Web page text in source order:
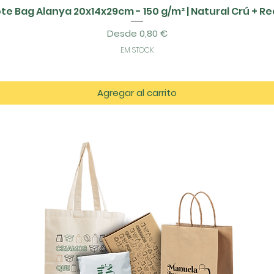
Bag Alanya 20x14x29cm - 150 g/m² | Natural Crú +
Desde 0,80 €
Precio de oferta
EM STOCK
Agregar al carrito